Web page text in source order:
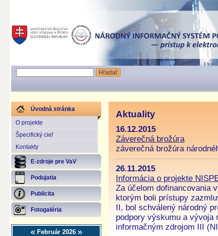
Úvodná stránka
O projekte
Špecifický cieľ
Kontakty
E-zdroje pre VaV
Podujatia
Publicita
Fotogaléria
Február 2026
Aktuality
16.12.2015
Záverečná brožúra
záverečná brožúra
26.11.2015
Informácia o projekte
Za účelom dofinancovania
ktorým boli prístupy
II, bol schválený národný
podpory výskumu a vývoja
informačným zdrojom III